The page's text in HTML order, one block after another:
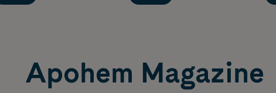
Apohem Magazine